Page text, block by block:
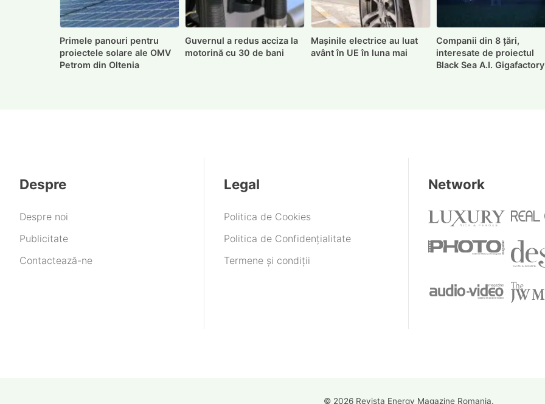
Primele panouri pentru
proiectele solare ale OMV
Petrom din Oltenia
Guvernul a redus acciza la
motorină cu 30 de bani
Mașinile electrice au luat
avânt în UE în luna mai
Companii din 8 țări,
interesate de proiectul
Black Sea A.I. Gigafactory
Despre
Despre noi
Publicitate
Contactează-ne
Legal
Politica de Cookies
Politica de Confidențialitate
Termene și condiții
Network
© 2026 Revista Energy Magazine Romania.